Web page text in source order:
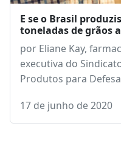
E se o Brasil
toneladas de grãos
por Eliane Kay,
executiva do
Produtos para
17 de junho de 2020